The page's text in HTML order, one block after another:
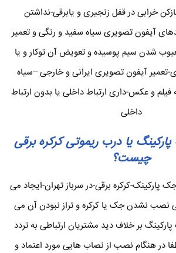
خرابی در قفل زنجیری و یابرقی-نداشتن
آیفون تصویری سیاه سفید و رنگی و تعمیر
شدن سیم پوسیده و تعویض آن توکار و یا
تعمیر آیفون تصویری ایرانی و خارجی –سیاه
و عکس-داری ارتباط داخلی یا بدون ارتباط
داخلی
یا درب ریموتی کرکره برقی
چیست؟
پارکینک-کرکره برقی-در سرباز تهران-ایجاد می
نشدن جک یا کرکره و تراز نبودن آن می
بر خلاف دید مشتریان ارتباطی به تردد
در هنگام نصب از نصاب هایی مورد اعتماد و